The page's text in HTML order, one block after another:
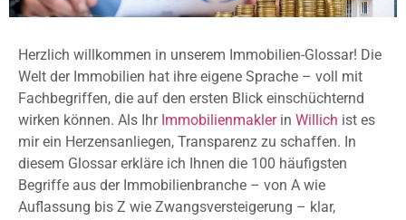
Herzlich willkommen in unserem Immobilien-Glossar! Die
Welt der Immobilien hat ihre eigene Sprache – voll mit
Fachbegriffen, die auf den ersten Blick einschüchternd
wirken können. Als Ihr Immobilienmaklerin Willich ist es
mir ein Herzensanliegen, Transparenz zu schaffen. In
diesem Glossar erkläre ich Ihnen die 100 häufigsten
Begriffe aus der Immobilienbranche – von A wie
Auflassung bis Z wie Zwangsversteigerung – klar,